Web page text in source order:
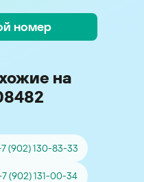
номер
на
(902) 130-83-33
(902) 131-00-34